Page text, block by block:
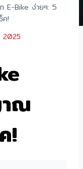
ก E-Bike ง่ายๆ: 5
ค!
2025
ณ
!